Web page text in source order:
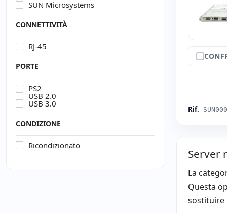
SUN Microsystems
CONNETTIVITÀ
RJ-45
PORTE
PS2
USB 2.0
USB 3.0
CONDIZIONE
Ricondizionato
Rif.
Server
La
Questa
sostituire